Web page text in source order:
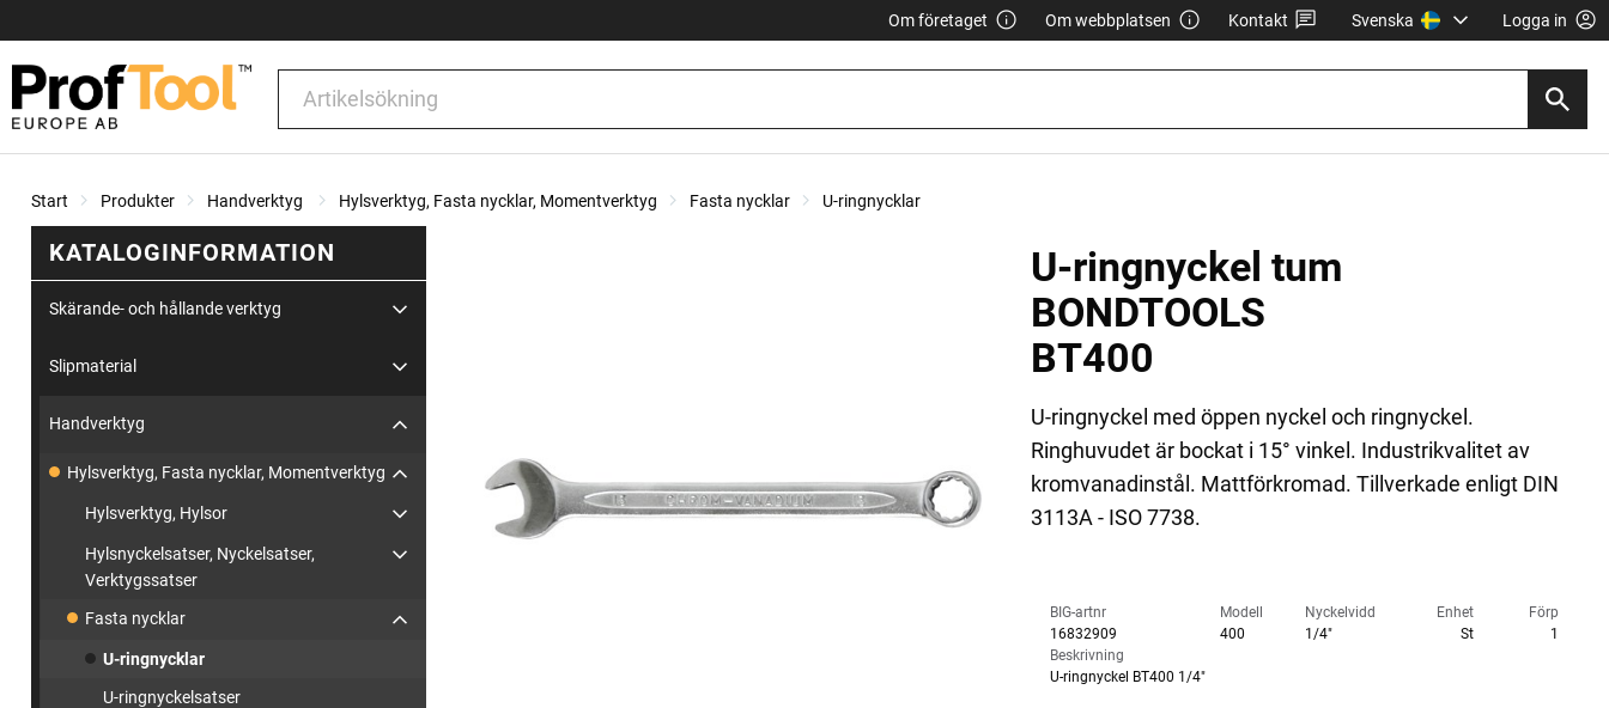
Om företaget Om webbplatsen Kontakt Svenska Logga in
Start Produkter Handverktyg Hylsverktyg, Fasta nycklar, Momentverktyg Fasta nycklar U-ringnycklar
KATALOGINFORMATION
Skärande- och hållande verktyg
Slipmaterial
Handverktyg
Hylsverktyg, Fasta nycklar, Momentverktyg
Hylsverktyg, Hylsor
Hylsnyckelsatser, Nyckelsatser,
Verktygssatser
Fasta nycklar
U-ringnycklar
U-ringnyckelsatser
U-ringnyckel tum
BONDTOOLS
BT400
U-ringnyckel med öppen nyckel och ringnyckel.
Ringhuvudet är bockat i 15° vinkel. Industrikvalitet av
kromvanadinstål. Mattförkromad. Tillverkade enligt DIN
3113A - ISO 7738.
BIG-artnr
16832909
Modell
400
Nyckelvidd
1/4"
Enhet
St
Förp
1
Beskrivning
U-ringnyckel BT400 1/4"